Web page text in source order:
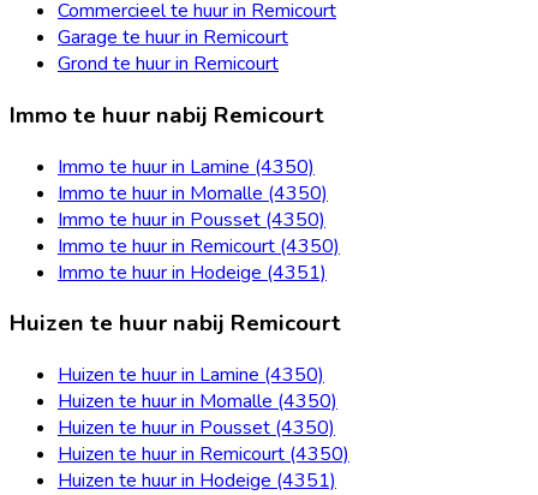
Commercieel te huur in Remicourt
Garage te huur in Remicourt
Grond te huur in Remicourt
Immo te huur nabij Remicourt
Immo te huur in Lamine (4350)
Immo te huur in Momalle (4350)
Immo te huur in Pousset (4350)
Immo te huur in Remicourt (4350)
Immo te huur in Hodeige (4351)
Huizen te huur nabij Remicourt
Huizen te huur in Lamine (4350)
Huizen te huur in Momalle (4350)
Huizen te huur in Pousset (4350)
Huizen te huur in Remicourt (4350)
Huizen te huur in Hodeige (4351)